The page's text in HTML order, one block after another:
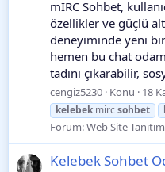
mIRC Sohbet,
özellikler ve güçlü
deneyiminde yeni
hemen bu chat
tadını çıkarabilir,
cengiz5230 Konu 18
kelebek mircsohbet
Forum:Web Site
Kelebek Sohbet